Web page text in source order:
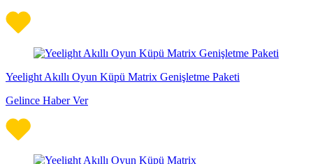
Yeelight Akıllı Oyun Küpü Matrix Genişletme Paketi
Gelince Haber Ver